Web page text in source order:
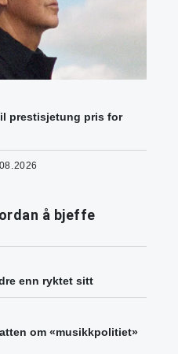
prestisjetung pris for
å bjeffe
enn ryktet sitt
om «musikkpolitiet»